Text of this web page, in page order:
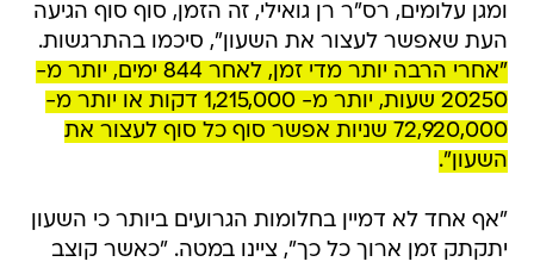
ומגן עלומים, רס"ר רן גואילי, זה הזמן, סוף סוף הגיעה
העת שאפשר לעצור את השעון", סיכמו בהתרגשות.
"אחרי הרבה יותר מדי זמן, לאחר 844 ימים, יותר מ-
20250 שעות, יותר מ- 1,215,000 דקות או יותר מ-
72,920,000 שניות אפשר סוף כל סוף לעצור את
השעון".
"אף אחד לא דמיין בחלומות הגרועים ביותר כי השעון
יתקתק זמן ארוך כל כך", ציינו במטה. "כאשר קוצב